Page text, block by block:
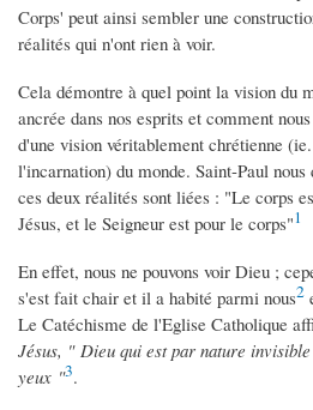
Corps' peut ainsi sembler une
réalités qui n'ont rien à voir.
Cela démontre à quel point la vision du
ancrée dans nos esprits et comment
d'une vision véritablement chrétienne
l'incarnation) du monde. Saint-Paul
ces deux réalités sont liées : "Le corps
Jésus, et le Seigneur est pour le corps"1
En effet, nous ne pouvons voir Dieu ;
s'est fait chair et il a habité parmi nous2
Le Catéchisme de l'Eglise Catholique
Jésus, " Dieu qui est par nature
yeux "3.